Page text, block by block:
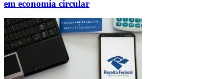
em economia circular